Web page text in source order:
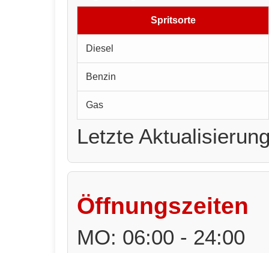
Spritsorte
Diesel
Benzin
Gas
Letzte
Öffnungszeiten
MO: 06:00 - 24:00